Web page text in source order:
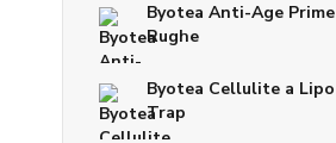
Byotea Anti-Age Prime
Rughe
Byotea Cellulite a Lipo
Trap